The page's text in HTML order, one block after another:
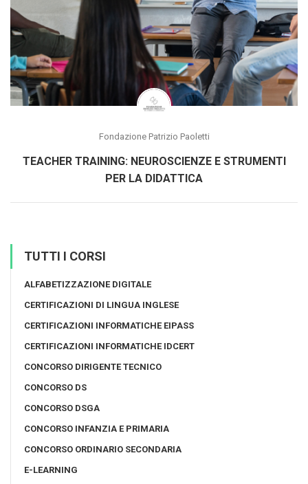
Fondazione Patrizio Paoletti
TEACHER TRAINING: NEUROSCIENZE E STRUMENTI
PER LA DIDATTICA
TUTTI I CORSI
ALFABETIZZAZIONE DIGITALE
CERTIFICAZIONI DI LINGUA INGLESE
CERTIFICAZIONI INFORMATICHE EIPASS
CERTIFICAZIONI INFORMATICHE IDCERT
CONCORSO DIRIGENTE TECNICO
CONCORSO DS
CONCORSO DSGA
CONCORSO INFANZIA E PRIMARIA
CONCORSO ORDINARIO SECONDARIA
E-LEARNING